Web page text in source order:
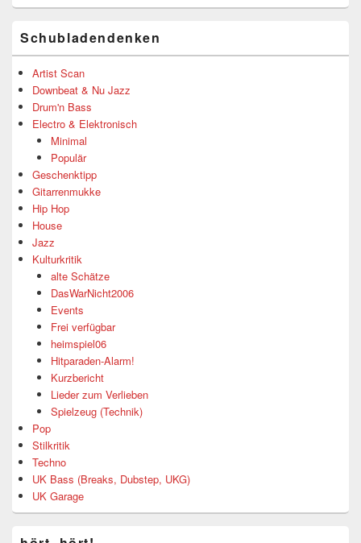
Schubladendenken
Artist Scan
Downbeat & Nu Jazz
Drum'n Bass
Electro & Elektronisch
Minimal
Populär
Geschenktipp
Gitarrenmukke
Hip Hop
House
Jazz
Kulturkritik
alte Schätze
DasWarNicht2006
Events
Frei verfügbar
heimspiel06
Hitparaden-Alarm!
Kurzbericht
Lieder zum Verlieben
Spielzeug (Technik)
Pop
Stilkritik
Techno
UK Bass (Breaks, Dubstep, UKG)
UK Garage